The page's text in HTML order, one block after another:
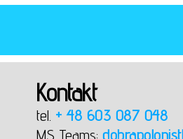
Kontakt
tel. + 48 603 087 048
MS Teams: